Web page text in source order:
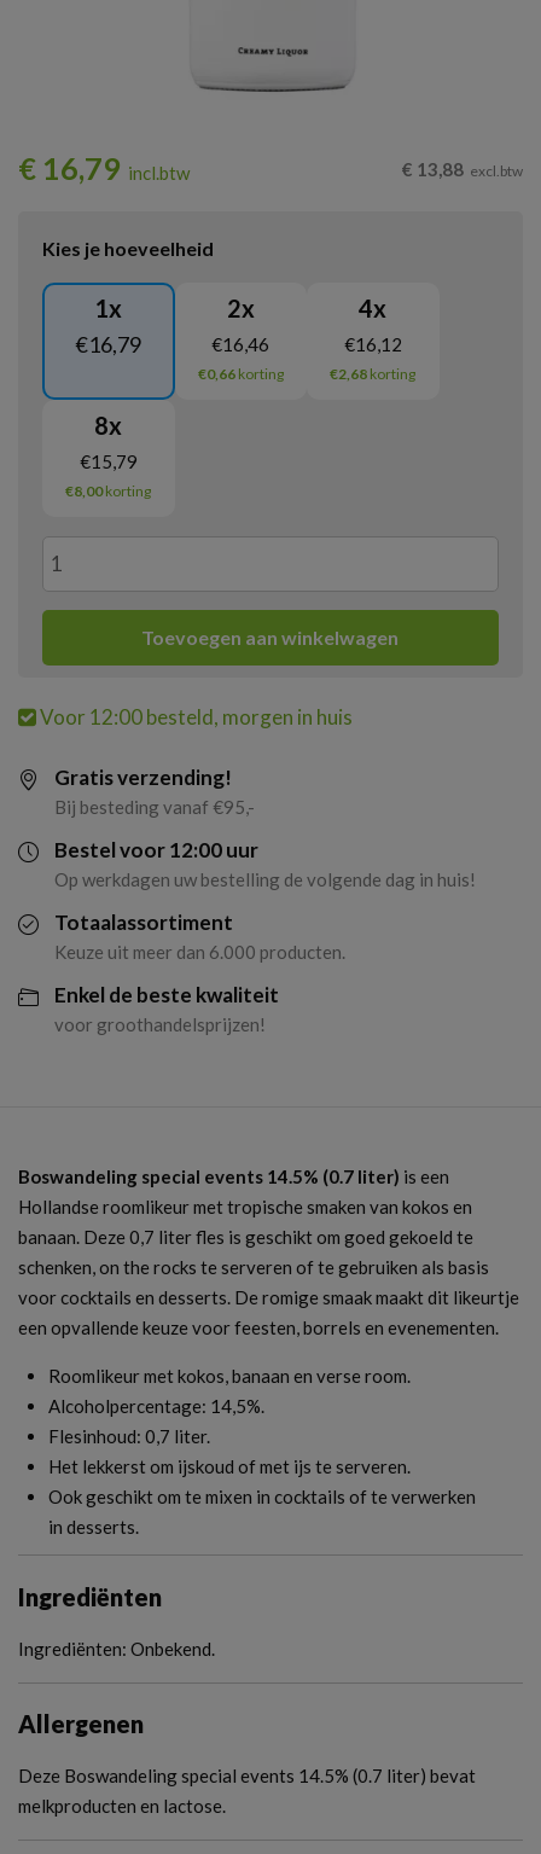
€ 16,79 incl.btw € 13,88 excl.btw
Kies je hoeveelheid
1x
€16,79
2x
€16,46
€0,66korting
4x
€16,12
€2,68 korting
8x
€15,79
€8,00korting
Boswandeling
special
14.5%
(0.7
liter)
aantal
Toevoegen aan winkelwagen
Voor 12:00 besteld, morgen in huis
Gratis verzending!
Bij besteding vanaf €95,-
Bestel voor 12:00 uur
Op werkdagen uw bestelling de volgende dag in huis!
Totaalassortiment
Keuze uit meer dan 6.000 producten.
Enkel de beste kwaliteit
voor groothandelsprijzen!
Boswandeling special events 14.5% (0.7 liter) is een
Hollandse roomlikeur met tropische smaken van kokos en
banaan. Deze 0,7 liter fles is geschikt om goed gekoeld te
schenken, on the rocks te serveren of te gebruiken als basis
voor cocktails en desserts. De romige smaak maakt dit likeurtje
een opvallende keuze voor feesten, borrels en evenementen.
Roomlikeur met kokos, banaan en verse room.
Alcoholpercentage: 14,5%.
Flesinhoud: 0,7 liter.
Het lekkerst om ijskoud of met ijs te serveren.
Ook geschikt om te mixen in cocktails of te verwerken
in desserts.
Ingrediënten
Ingrediënten: Onbekend.
Allergenen
Deze Boswandeling special events 14.5% (0.7 liter) bevat
melkproducten en lactose.